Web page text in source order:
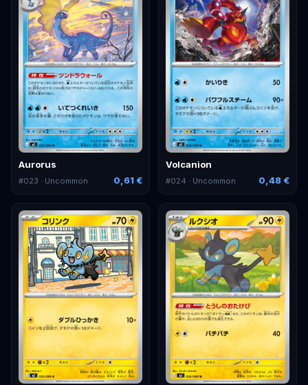
Aurorus
#023 · Uncommon 0,61 €
Volcanion
#024 · Uncommon 0,48 €